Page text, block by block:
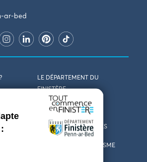
ar-bed
LE DÉPARTEMENT DU
FINISTÈRE
VENIR EN FINISTÈRE
CARTES ET BROCHURES
LES OFFICES DE TOURISME